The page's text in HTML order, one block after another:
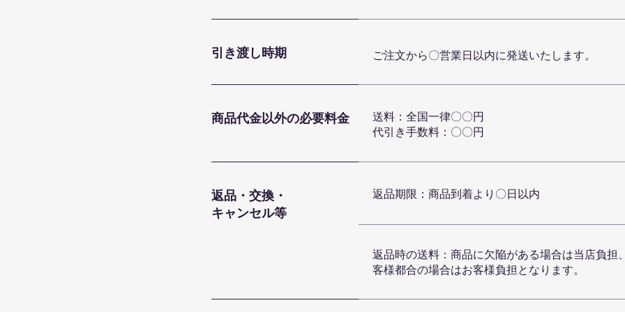
引き渡し時期 ご注文から〇営業日以内に発送いたします。
商品代金以外の必要料金
送料：全国一律〇〇円
代引き手数料：〇〇円
返品・交換・
キャンセル等
返品期限：商品到着より〇日以内
返品時の送料：商品に欠陥がある場合は当店負担
客様都合の場合はお客様負担となります。